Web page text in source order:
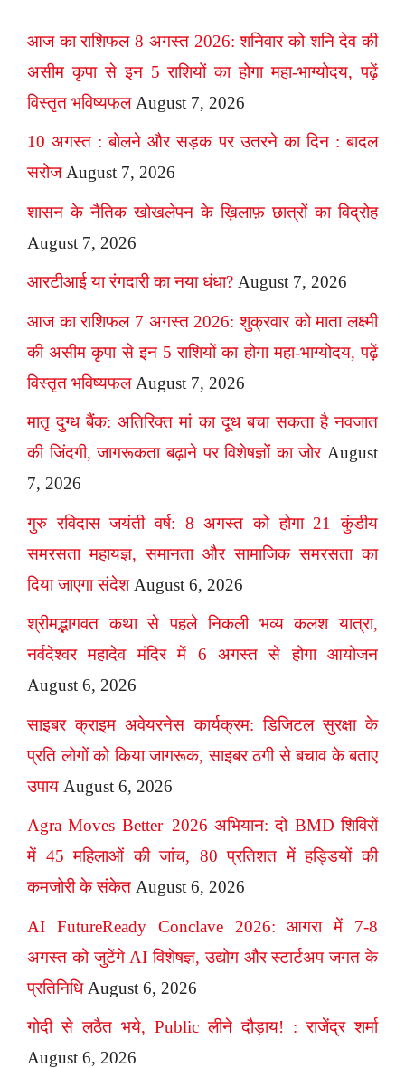
आज का राशिफल 8 अगस्त 2026: शनिवार को शनि देव की
असीम कृपा से इन 5 राशियों का होगा महा-भाग्योदय, पढ़ें
विस्तृत भविष्यफल August 7, 2026
10 अगस्त : बोलने और सड़क पर उतरने का दिन : बादल
सरोज August 7, 2026
शासन के नैतिक खोखलेपन के ख़िलाफ़ छात्रों का विद्रोह
August 7, 2026
आरटीआई या रंगदारी का नया धंधा? August 7, 2026
आज का राशिफल 7 अगस्त 2026: शुक्रवार को माता लक्ष्मी
की असीम कृपा से इन 5 राशियों का होगा महा-भाग्योदय, पढ़ें
विस्तृत भविष्यफल August 7, 2026
मातृ दुग्ध बैंक: अतिरिक्त मां का दूध बचा सकता है नवजात
की जिंदगी, जागरूकता बढ़ाने पर विशेषज्ञों का जोर August
7, 2026
गुरु रविदास जयंती वर्ष: 8 अगस्त को होगा 21 कुंडीय
समरसता महायज्ञ, समानता और सामाजिक समरसता का
दिया जाएगा संदेश August 6, 2026
श्रीमद्भागवत कथा से पहले निकली भव्य कलश यात्रा,
नर्वदेश्वर महादेव मंदिर में 6 अगस्त से होगा आयोजन
August 6, 2026
साइबर क्राइम अवेयरनेस कार्यक्रम: डिजिटल सुरक्षा के
प्रति लोगों को किया जागरूक, साइबर ठगी से बचाव के बताए
उपाय August 6, 2026
Agra Moves Better–2026 अभियान: दो BMD शिविरों
में 45 महिलाओं की जांच, 80 प्रतिशत में हड्डियों की
कमजोरी के संकेत August 6, 2026
AI FutureReady Conclave 2026: आगरा में 7-8
अगस्त को जुटेंगे AI विशेषज्ञ, उद्योग और स्टार्टअप जगत के
प्रतिनिधि August 6, 2026
गोदी से लठैत भये, Public लीने दौड़ाय! : राजेंद्र शर्मा
August 6, 2026